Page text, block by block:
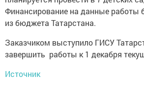
Финансирование на данные работы
из бюджета Татарстана.
Заказчиком выступило ГИСУ
завершить работы к 1 декабря
Источник